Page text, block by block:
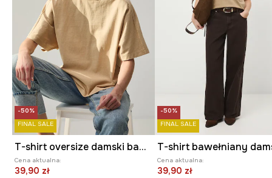
-50%
FINAL SALE
T-shirt oversize damski bawełniany
Cena aktualna:
39,90 zł
-50%
FINAL SALE
Cena aktualna:
39,90 zł